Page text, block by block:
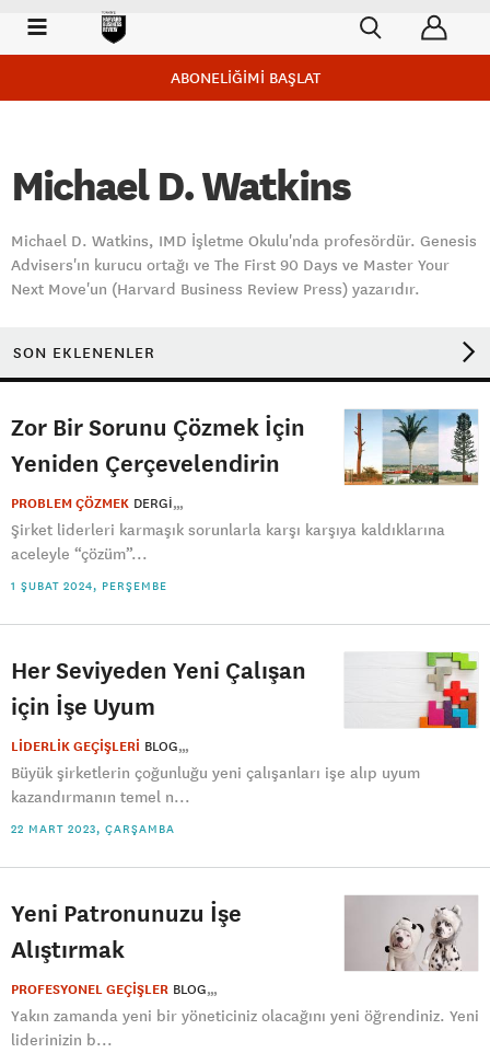
ABONELİĞİMİ BAŞLAT
Michael D. Watkins
Michael D. Watkins, IMD İşletme Okulu'nda profesördür. Genesis
Advisers'ın kurucu ortağı ve The First 90 Days ve Master Your
Next Move'un (Harvard Business Review Press) yazarıdır.
SON EKLENENLER
Zor Bir Sorunu Çözmek İçin
Yeniden Çerçevelendirin
PROBLEM ÇÖZMEK DERGI
Şirket liderleri karmaşık sorunlarla karşı karşıya kaldıklarına
aceleyle “çözüm”...
1 ŞUBAT 2024, PERŞEMBE
Her Seviyeden Yeni Çalışan
için İşe Uyum
LİDERLİK GEÇİŞLERİ BLOG
Büyük şirketlerin çoğunluğu yeni çalışanları işe alıp uyum
kazandırmanın temel n...
22 MART 2023, ÇARŞAMBA
Yeni Patronunuzu İşe
Alıştırmak
PROFESYONEL GEÇİŞLER BLOG
Yakın zamanda yeni bir yöneticiniz olacağını yeni öğrendiniz. Yeni
liderinizin b...